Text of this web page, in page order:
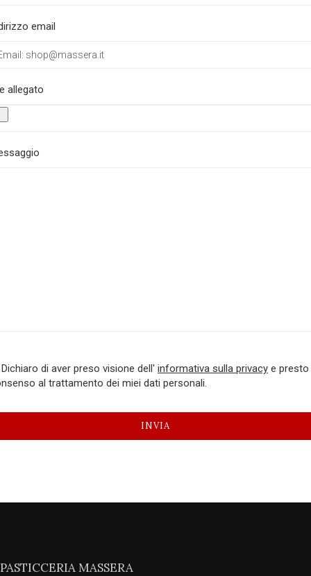
email
allegato
di aver preso visione dell' informativa sulla privacy e presto
al trattamento dei miei dati personali.
INVIA
PASTICCERIA MASSERA